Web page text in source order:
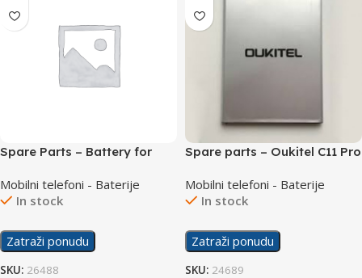
Spare Parts – Battery for
Mobilni telefoni - Baterije
In stock
Zatraži ponudu
SKU: 26488
Spare parts – Oukitel C11 Pro
Mobilni telefoni - Baterije
In stock
Zatraži ponudu
SKU: 24689